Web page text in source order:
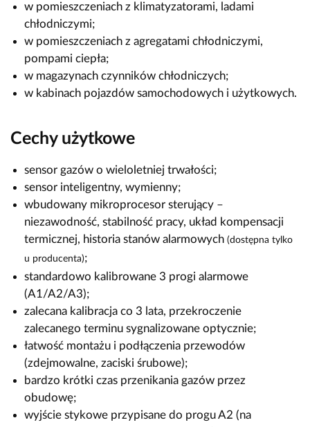
w pomieszczeniach z klimatyzatorami, ladami
chłodniczymi;
w pomieszczeniach z agregatami chłodniczymi,
pompami ciepła;
w magazynach czynników chłodniczych;
w kabinach pojazdów samochodowych i użytkowych.
Cechy użytkowe
sensor gazów o wieloletniej trwałości;
sensor inteligentny, wymienny;
wbudowany mikroprocesor sterujący –
niezawodność, stabilność pracy, układ kompensacji
termicznej, historia stanów alarmowych (dostępna tylko
u producenta);
standardowo kalibrowane 3 progi alarmowe
(A1/A2/A3);
zalecana kalibracja co 3 lata, przekroczenie
zalecanego terminu sygnalizowane optycznie;
łatwość montażu i podłączenia przewodów
(zdejmowalne, zaciski śrubowe);
bardzo krótki czas przenikania gazów przez
obudowę;
wyjście stykowe przypisane do progu A2 (na